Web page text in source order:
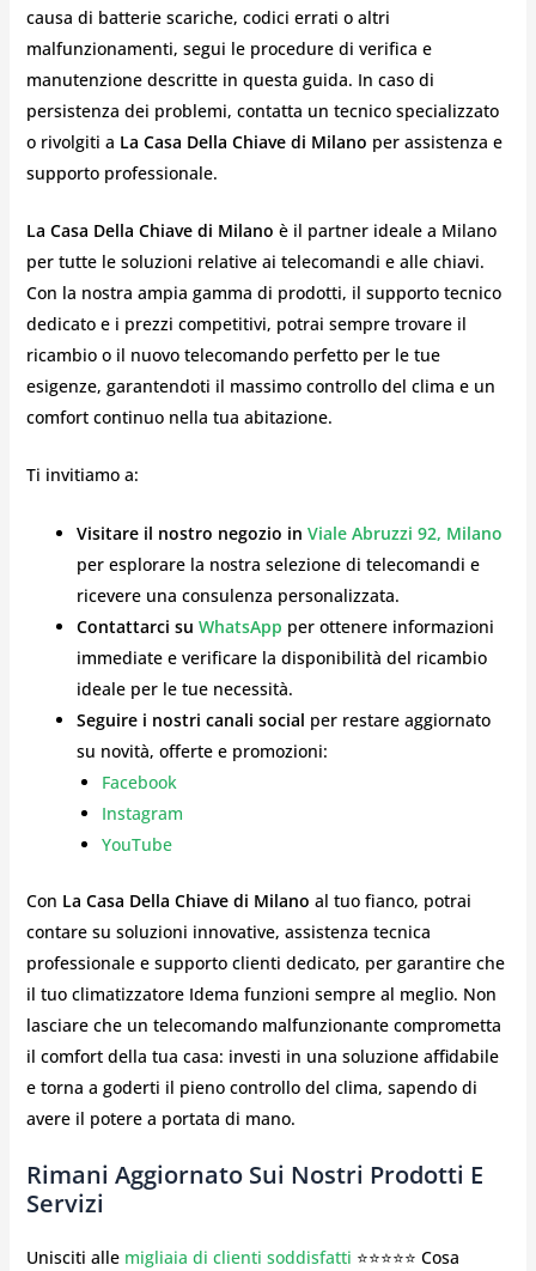
causa di batterie scariche, codici errati o altri
malfunzionamenti, segui le procedure di verifica e
manutenzione descritte in questa guida. In caso di
persistenza dei problemi, contatta un tecnico specializzato
o rivolgiti a La Casa Della Chiave di Milano per assistenza e
supporto professionale.
La Casa Della Chiave di Milano è il partner ideale a Milano
per tutte le soluzioni relative ai telecomandi e alle chiavi.
Con la nostra ampia gamma di prodotti, il supporto tecnico
dedicato e i prezzi competitivi, potrai sempre trovare il
ricambio o il nuovo telecomando perfetto per le tue
esigenze, garantendoti il massimo controllo del clima e un
comfort continuo nella tua abitazione.
Ti invitiamo a:
Visitare il nostro negozio in Viale Abruzzi 92, Milano
per esplorare la nostra selezione di telecomandi e
ricevere una consulenza personalizzata.
Contattarci su WhatsApp per ottenere informazioni
immediate e verificare la disponibilità del ricambio
ideale per le tue necessità.
Seguire i nostri canali social per restare aggiornato
su novità, offerte e promozioni:
Facebook
Instagram
YouTube
Con La Casa Della Chiave di Milano al tuo fianco, potrai
contare su soluzioni innovative, assistenza tecnica
professionale e supporto clienti dedicato, per garantire che
il tuo climatizzatore Idema funzioni sempre al meglio. Non
lasciare che un telecomando malfunzionante comprometta
il comfort della tua casa: investi in una soluzione affidabile
e torna a goderti il pieno controllo del clima, sapendo di
avere il potere a portata di mano.
Rimani Aggiornato Sui Nostri Prodotti E
Servizi
Unisciti alle migliaia di clienti soddisfatti ⭐⭐⭐⭐⭐ Cosa